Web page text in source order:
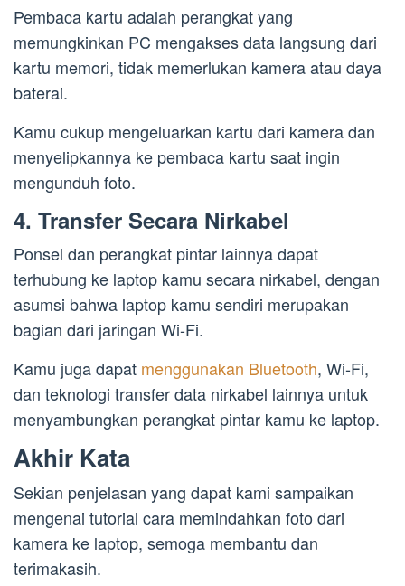
Pembaca kartu adalah perangkat yang
memungkinkan PC mengakses data langsung dari
kartu memori, tidak memerlukan kamera atau daya
baterai.
Kamu cukup mengeluarkan kartu dari kamera dan
menyelipkannya ke pembaca kartu saat ingin
mengunduh foto.
4. Transfer Secara Nirkabel
Ponsel dan perangkat pintar lainnya dapat
terhubung ke laptop kamu secara nirkabel, dengan
asumsi bahwa laptop kamu sendiri merupakan
bagian dari jaringan Wi-Fi.
Kamu juga dapat menggunakan Bluetooth, Wi-Fi,
dan teknologi transfer data nirkabel lainnya untuk
menyambungkan perangkat pintar kamu ke laptop.
Akhir Kata
Sekian penjelasan yang dapat kami sampaikan
mengenai tutorial cara memindahkan foto dari
kamera ke laptop, semoga membantu dan
terimakasih.